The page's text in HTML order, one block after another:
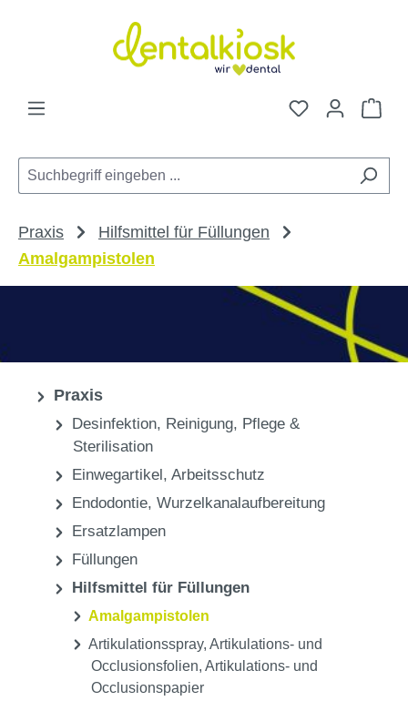
Zum Hauptinhalt springen
Du hast 0
Praxis
Hilfsmittel für Füllungen
Amalgampistolen
Praxis
Desinfektion, Reinigung, Pflege &
Sterilisation
Einwegartikel, Arbeitsschutz
Endodontie, Wurzelkanalaufbereitung
Ersatzlampen
Füllungen
Hilfsmittel für Füllungen
Amalgampistolen
Artikulationsspray, Artikulations- und
Occlusionsfolien, Artikulations- und
Occlusionspapier